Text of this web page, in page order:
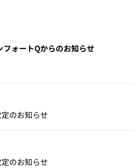
フォートQからのお知らせ
のお知らせ
のお知らせ